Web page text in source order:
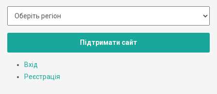
Підтримати сайт
Вхід
Реєстрація